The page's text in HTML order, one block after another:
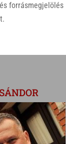
forrásmegjelölés